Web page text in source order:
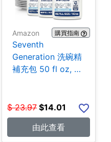
Amazon 購買指南
Seventh
Generation 洗碗精
補充包 50 fl oz, 3
$ 23.97 $14.01
由此查看